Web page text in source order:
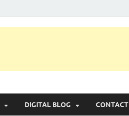
DIGITAL BLOG CONTACT